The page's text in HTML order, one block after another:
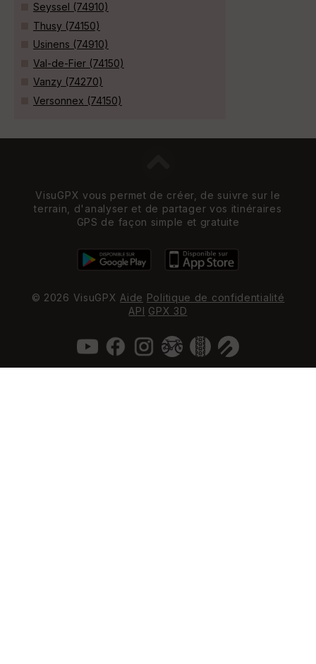
Seyssel (74910)
Thusy (74150)
Usinens (74910)
Val-de-Fier (74150)
Vanzy (74270)
Versonnex (74150)
VisuGPX vous permet de créer, de suivre sur le
terrain, d'analyser et de partager vos itinéraires
GPS de façon simple et gratuite
© 2026 VisuGPX Aide Politique de confidentialité
API GPX 3D